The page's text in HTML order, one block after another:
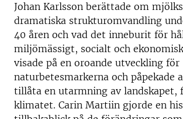
Johan Karlsson berättade om
dramatiska strukturomvandling
40 åren och vad det inneburit för
miljömässigt, socialt och
visade på en oroande utveckling för
naturbetesmarkerna och påpekade
tillåta en utarmning av landskapet,
klimatet. Carin Martiin gjorde en